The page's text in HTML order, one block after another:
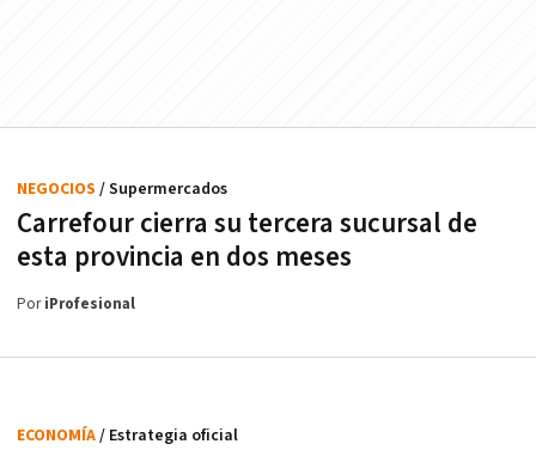
Carrefour cierra su tercera sucursal de
esta provincia en dos meses
NEGOCIOS / Supermercados
PoriProfesional
ECONOMÍA/ Estrategia oficial